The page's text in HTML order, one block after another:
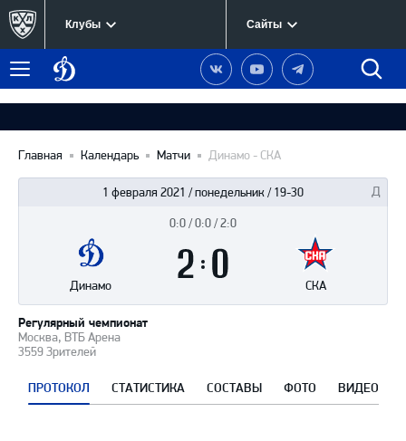
Клубы Сайты
Меню
Динамо
Москва
Наша
группа
Вконтакте
Наш
канал
YouTube
Наш
канал
Telegram
Главная Календарь Матчи Динамо - СКА
1 февраля 2021 / понедельник / 19-30
Москва, ВТБ Арена
3559 Зрителей
Регулярный чемпионат
матча
0:0 / 0:0 / 2:0
Динамо СКА
ПРОТОКОЛ СТАТИСТИКА СОСТАВЫ ФОТО ВИДЕО